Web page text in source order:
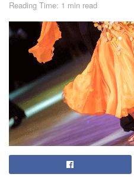
Reading Time: 1 min read